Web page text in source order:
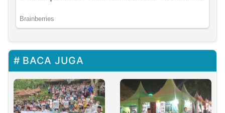
BACA JUGA